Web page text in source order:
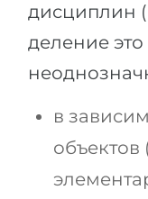
дисциплин
деление
в